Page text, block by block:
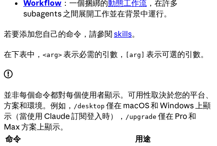
Workflow ：一個捆綁的動態工作流 ，在許多
subagents 之間展開工作並在背景中運行。
若要添加您自己的命令，請參閱 skills。
在下表中， <arg> 表示必需的引數， [arg] 表示可選的引數。
並非每個命令都對每個使用者顯示。可用性取決於您的平台、
方案和環境。例如， /desktop 僅在 macOS 和 Windows 上顯
示（當使用 Claude 訂閱登入時）， /upgrade 僅在 Pro 和
Max 方案上顯示。
命令
用途